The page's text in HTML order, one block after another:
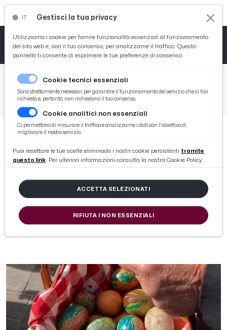
/ Picenotime
/ Eventi e Cultura
Castorano, tornano a bollire le uova per la storica manifestazione de “la scuccetta”
Castorano, tornano a bollire le
uova per la storica manifestazione
de “la scuccetta”
di Redazione Picenotime
Gestisci la tua privacy
Utilizziamo i cookie per fornire funzionalità essenziali al funzionamento
del sito web e, con il tuo consenso, per analizzarne il traffico. Questo
pannello ti consente di esprimere le tue preferenze di consenso.
Cookie tecnici essenziali
Sono strettamente necessari per garantire il funzionamento del servizio che ci hai
richiesto e, pertanto, non richiedono il tuo consenso.
Cookie analitici non essenziali
Ci permettono di misurare il traffico e analizzarne i dati con l'obiettivo di
migliorare il nostro servizio.
Puoi resettare le tue scelte eliminado i nostri cookie persistenti tramite
questo link. Per ulteriori informazioni consulta la nostra Cookie Policy.
ACCETTA SELEZIONATI
RIFIUTA I NON ESSENZIALI
Tutto News
Tutto Sport
Basket
Ciclismo
Tutto Curiosità